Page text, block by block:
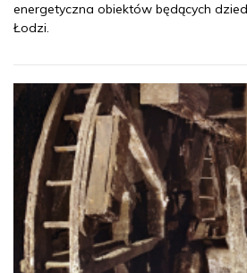
energetyczna obiektów będących
Łodzi.